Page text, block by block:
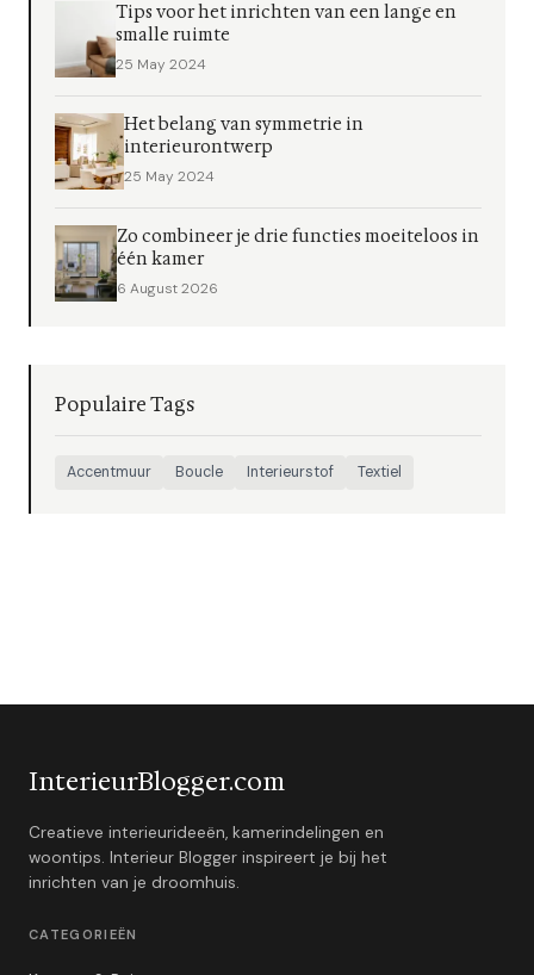
Tips voor het inrichten van een lange en
smalle ruimte
25 May 2024
Het belang van symmetrie in
interieurontwerp
25 May 2024
Zo combineer je drie functies moeiteloos in
één kamer
6 August 2026
Populaire Tags
Accentmuur Boucle Interieurstof Textiel
InterieurBlogger.com
Creatieve interieurideeën, kamerindelingen en
woontips. Interieur Blogger inspireert je bij het
inrichten van je droomhuis.
CATEGORIEËN